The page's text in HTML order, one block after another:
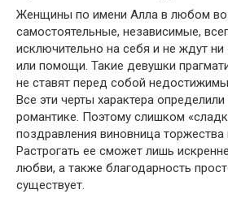
Женщины по имени Алла в любом
самостоятельные, независимые,
исключительно на себя и не ждут
или помощи. Такие девушки
не ставят перед собой
Все эти черты характера
романтике. Поэтому слишком
поздравления виновница торжества
Растрогать ее сможет лишь
любви, а также благодарность
существует.